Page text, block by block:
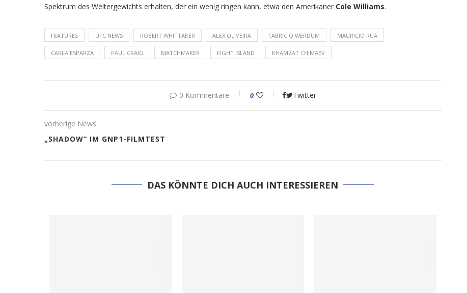
Spektrum des Weltergewichts erhalten, der ein wenig ringen kann, etwa den Amerikaner Cole Williams.
FEATURES UFC NEWS ROBERT WHITTAKER ALEX OLIVEIRA FABRICIO WERDUM MAURICIO RUA
CARLA ESPARZA PAUL CRAIG MATCHMAKER FIGHT ISLAND KHAMZAT CHIMAEV
0 Kommentare 0 Twitter
vorherige News
„SHADOW“ IM GNP1-FILMTEST
DAS KÖNNTE DICH AUCH INTERESSIEREN